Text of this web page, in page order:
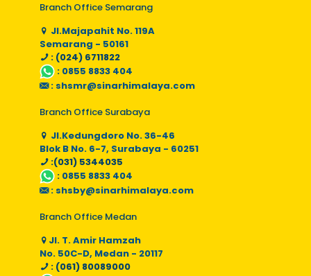
Branch Office Semarang
Jl.Majapahit No. 119A
Semarang - 50161
: (024) 6711822
: 0855 8833 404
: shsmr@sinarhimalaya.com
Branch Office Surabaya
Jl.Kedungdoro No. 36-46
Blok B No. 6-7, Surabaya - 60251
:(031) 5344035
: 0855 8833 404
: shsby@sinarhimalaya.com
Branch Office Medan
Jl. T. Amir Hamzah
No. 50C-D, Medan - 20117
: (061) 80089000